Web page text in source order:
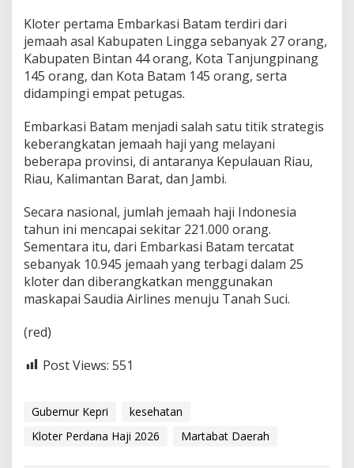
Kloter pertama Embarkasi Batam terdiri dari
jemaah asal Kabupaten Lingga sebanyak 27 orang,
Kabupaten Bintan 44 orang, Kota Tanjungpinang
145 orang, dan Kota Batam 145 orang, serta
didampingi empat petugas.
Embarkasi Batam menjadi salah satu titik strategis
keberangkatan jemaah haji yang melayani
beberapa provinsi, di antaranya Kepulauan Riau,
Riau, Kalimantan Barat, dan Jambi.
Secara nasional, jumlah jemaah haji Indonesia
tahun ini mencapai sekitar 221.000 orang.
Sementara itu, dari Embarkasi Batam tercatat
sebanyak 10.945 jemaah yang terbagi dalam 25
kloter dan diberangkatkan menggunakan
maskapai Saudia Airlines menuju Tanah Suci.
(red)
Post Views: 551
Gubernur Kepri
kesehatan
Kloter Perdana Haji 2026
Martabat Daerah